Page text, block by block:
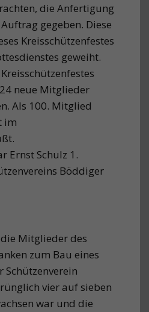
die Anfertigung
gegeben. Diese
Kreisschützenfestes
geweiht.
neue Mitglieder
Als 100. Mitglied
im
Ernst Schulz 1.
Böddiger
Mitglieder des
zum Bau eines
Schützenverein
vier auf sieben
war und die